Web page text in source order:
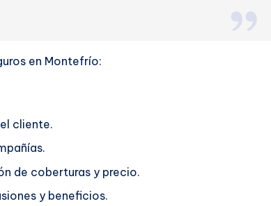
en Montefrío:
cliente.
de coberturas y precio.
y beneficios.